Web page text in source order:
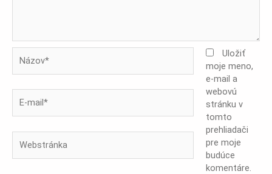
mail*
Uložiť
moje meno,
e-mail a
webovú
stránku v
tomto
prehliadači
pre moje
budúce
komentáre.